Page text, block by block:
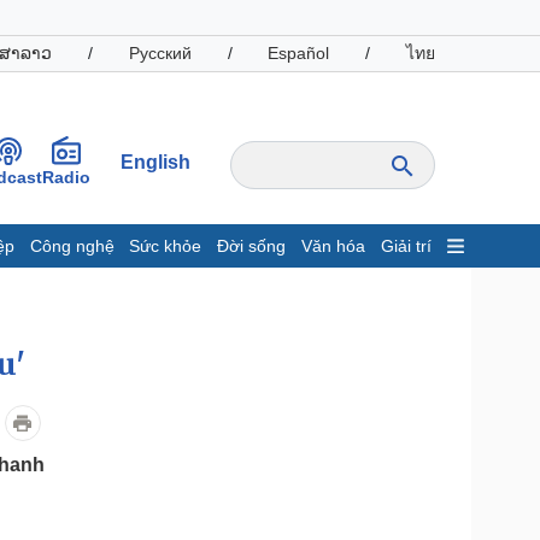
າລາວ / Русский / Español / ไทย
Radio
English
Công nghệ Sức khỏe Đời sống Văn hóa Giải trí
nghiệp